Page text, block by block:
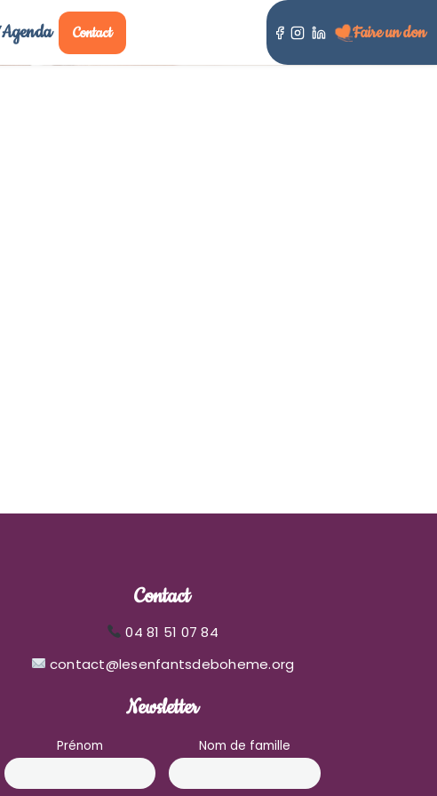
Agenda Contact Faire un don
Contact
04 81 51 07 84
contact@lesenfantsdeboheme.org
Newsletter
Prénom Nom de famille